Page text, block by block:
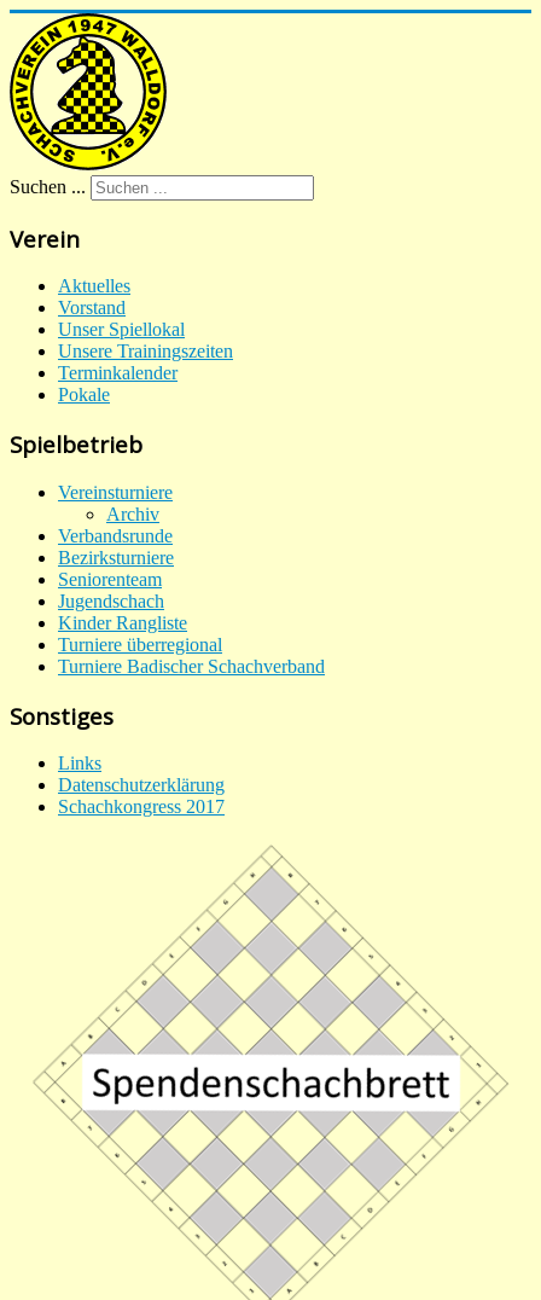
Suchen ...
Verein
Aktuelles
Vorstand
Unser Spiellokal
Unsere Trainingszeiten
Terminkalender
Pokale
Spielbetrieb
Vereinsturniere
Archiv
Verbandsrunde
Bezirksturniere
Seniorenteam
Jugendschach
Kinder Rangliste
Turniere überregional
Turniere Badischer Schachverband
Sonstiges
Links
Datenschutzerklärung
Schachkongress 2017